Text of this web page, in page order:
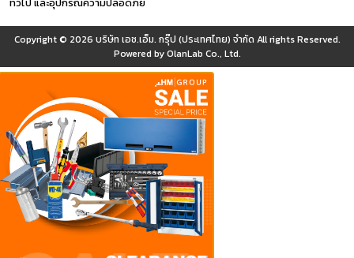
Copyright © 2026 บริษัท เอช.เอ็ม. กรุ๊ป (ประเทศไทย) จำกัด All rights Reserved.
Powered byOlanLab Co., Ltd.